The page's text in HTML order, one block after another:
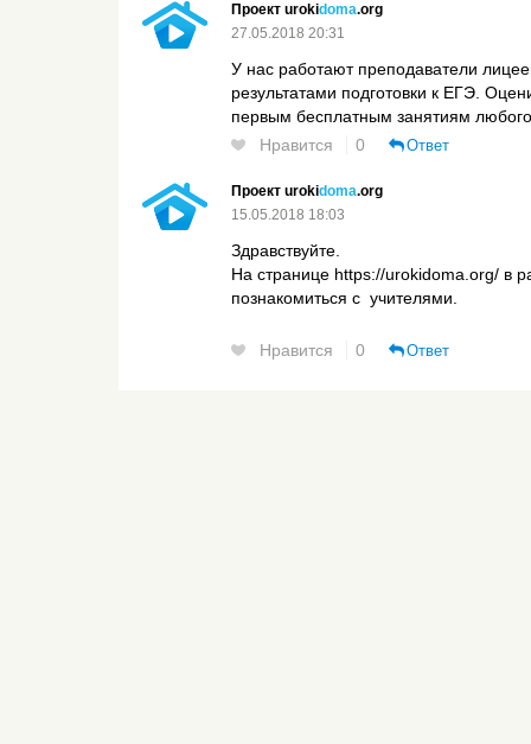
Проект urokidoma.org
27.05.2018 20:31
У нас работают преподаватели
результатами подготовки к ЕГЭ.
первым бесплатным занятиям
Нравится
0 Ответ
Проект urokidoma.org
15.05.2018 18:03
Здравствуйте.
На странице https://urokidoma.org/ в
познакомиться с учителями.
Нравится 0 Ответ